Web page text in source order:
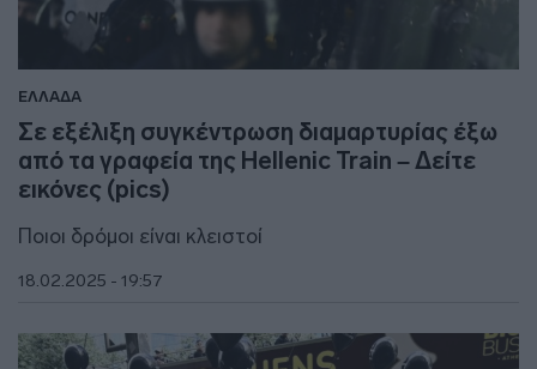
ΕΛΛΑΔΑ
Σε εξέλιξη συγκέντρωση διαμαρτυρίας έξω
από τα γραφεία της Hellenic Train – Δείτε
εικόνες (pics)
Ποιοι δρόμοι είναι κλειστοί
18.02.2025 - 19:57